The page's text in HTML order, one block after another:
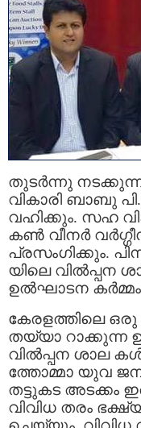
തുടർന്നു
വികാരി ബാബു
വഹിക്കും. സഹ
കണ്‍ വീനർ
പ്രസംഗിക്കും.
യിലെ വിൽപ്പന
ഉല്‍ഘാടന കര്‍മ്മം
കേരളത്തിലെ
തയ്യാ റാക്കുന്ന
വിൽപ്പന ശാല
ത്തോമ്മാ യുവ
തട്ടുകട അടക്കം
വിവിധ തരം